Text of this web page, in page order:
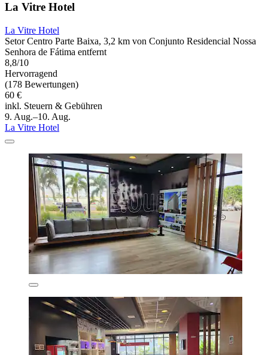
La Vitre Hotel
La Vitre Hotel
Setor Centro Parte Baixa, 3,2 km von Conjunto Residencial Nossa
Senhora de Fátima entfernt
8,8/10
Hervorragend
(178 Bewertungen)
60 €
inkl. Steuern & Gebühren
9. Aug.–10. Aug.
La Vitre Hotel